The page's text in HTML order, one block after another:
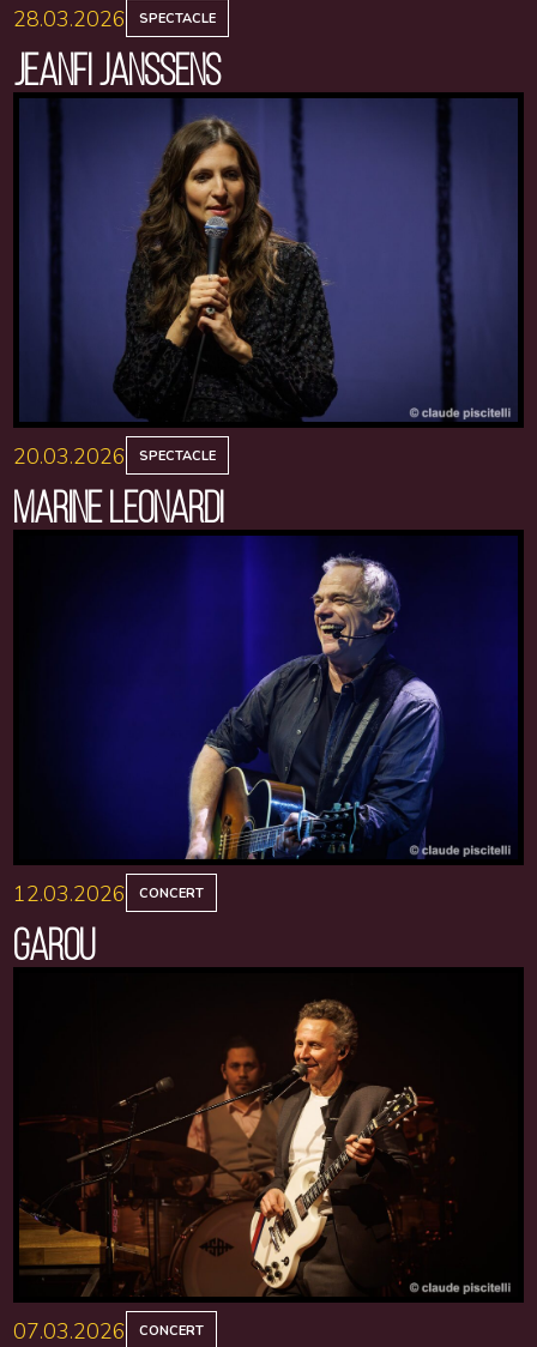
28.03.2026 SPECTACLE
JEANFI JANSSENS
20.03.2026 SPECTACLE
MARINE LEONARDI
12.03.2026 CONCERT
GAROU
07.03.2026 CONCERT